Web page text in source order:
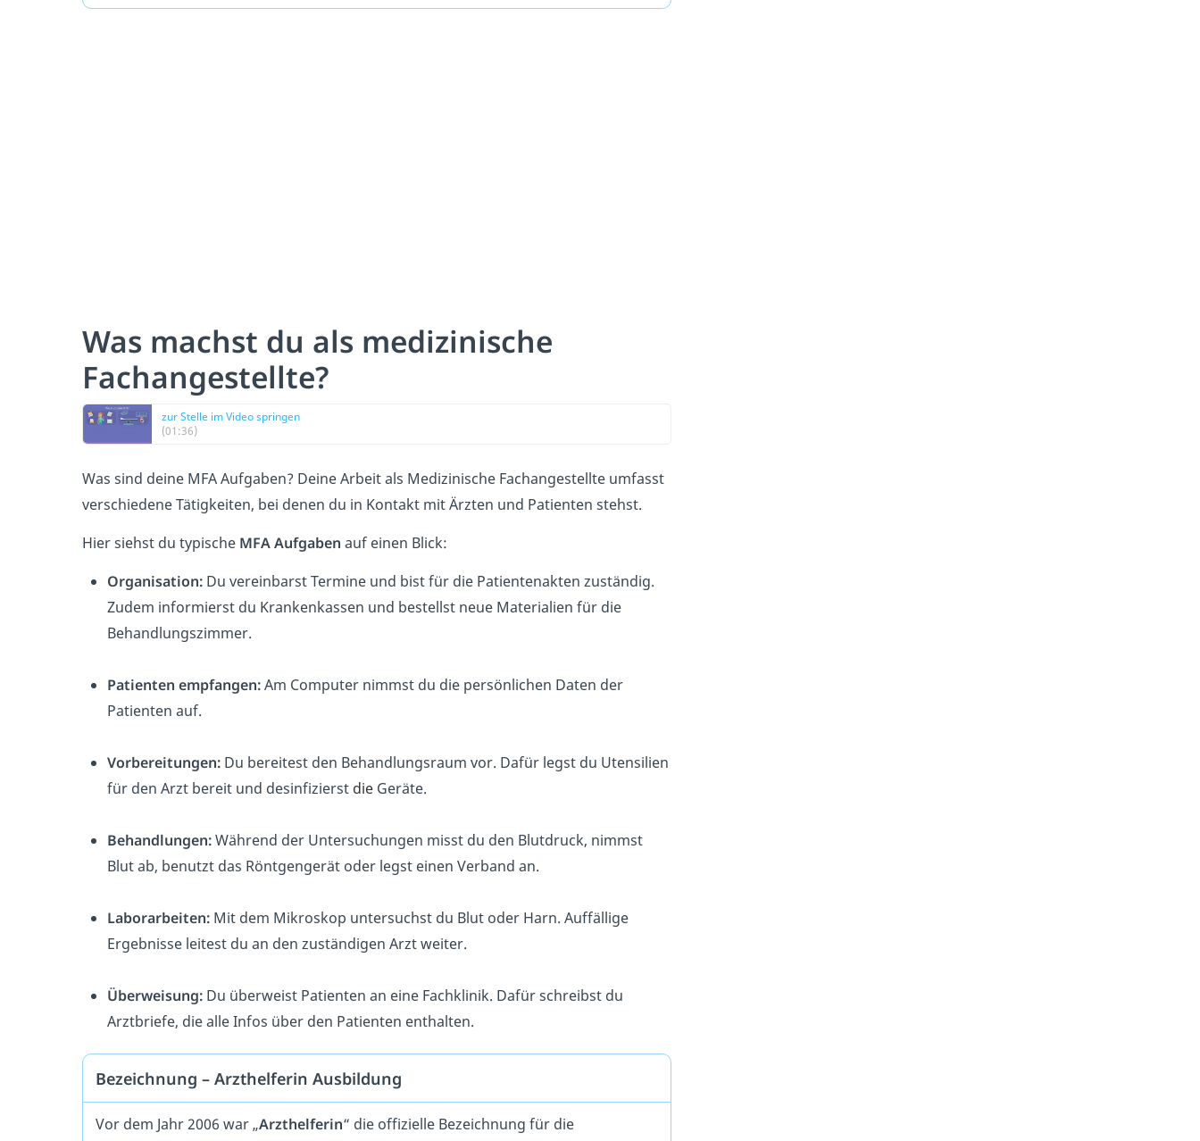
Was machst du als medizinische
Fachangestellte?
zur Stelle im Video springen
(01:36)
Was sind deine MFA Aufgaben? Deine Arbeit als Medizinische Fachangestellte umfasst
verschiedene Tätigkeiten, bei denen du in Kontakt mit Ärzten und Patienten stehst.
Hier siehst du typische MFA Aufgaben auf einen Blick:
Organisation: Du vereinbarst Termine und bist für die Patientenakten zuständig.
Zudem informierst du Krankenkassen und bestellst neue Materialien für die
Behandlungszimmer.
Patienten empfangen:Am Computer nimmst du die persönlichen Daten der
Patienten auf.
Vorbereitungen: Du bereitest den Behandlungsraum vor. Dafür legst du Utensilien
für den Arzt bereit und desinfizierst die Geräte.
Behandlungen:Während der Untersuchungen misst du den Blutdruck, nimmst
Blut ab, benutzt das Röntgengerät oder legst einen Verband an.
Laborarbeiten: Mit dem Mikroskop untersuchst du Blut oder Harn. Auffällige
Ergebnisse leitest du an den zuständigen Arzt weiter.
Überweisung: Du überweist Patienten an eine Fachklinik. Dafür schreibst du
Arztbriefe, die alle Infos über den Patienten enthalten.
Bezeichnung – Arzthelferin Ausbildung
Vor dem Jahr 2006 war „Arzthelferin“ die offizielle Bezeichnung für die